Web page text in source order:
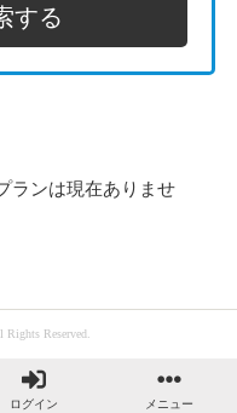
ランは現在ありませ
Reserved.
ログイン メニュー